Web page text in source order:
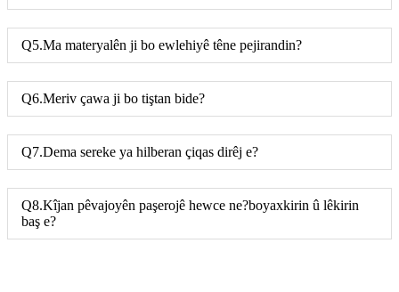
Q5.Ma materyalên ji bo ewlehiyê têne pejirandin?
Q6.Meriv çawa ji bo tiştan bide?
Q7.Dema sereke ya hilberan çiqas dirêj e?
Q8.Kîjan pêvajoyên paşerojê hewce ne?boyaxkirin û lêkirin
baş e?